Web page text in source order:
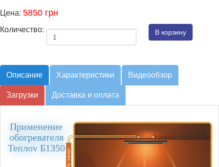
Цена: 5850 грн
Количество:
Описание Характеристики Видеообзор
Загрузки Доставка и оплата
Применение
обогревателя
Теплоv Б1350